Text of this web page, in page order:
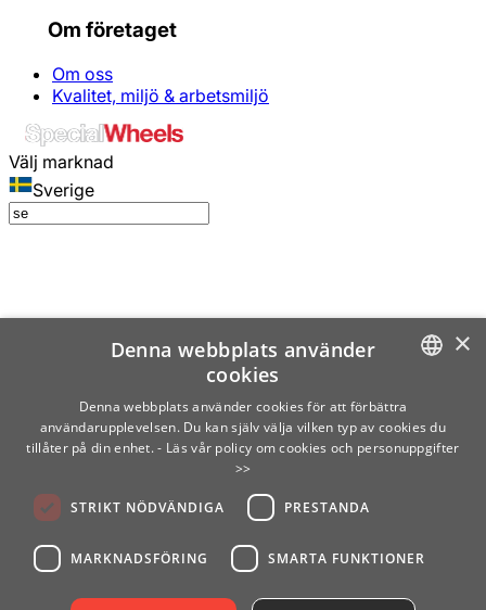
Om företaget
Om oss
Kvalitet, miljö & arbetsmiljö
Välj marknad
Sverige
SWEDISH
×
Denna webbplats använder
cookies
Denna webbplats använder cookies för att förbättra
användarupplevelsen. Du kan själv välja vilken typ av cookies du
tillåter på din enhet. - Läs vår policy om cookies och personuppgifter
>>
STRIKT NÖDVÄNDIGA PRESTANDA
MARKNADSFÖRING SMARTA FUNKTIONER